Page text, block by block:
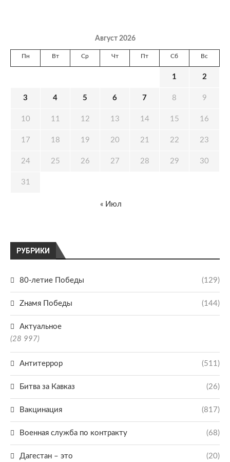
РУБРИКИ
80-летие Победы (129)
Zнамя Победы (144)
Актуальное
(28 997)
Антитеррор (511)
Битва за Кавказ (26)
Вакцинация (817)
Военная служба по контракту (68)
Дагестан – это (20)
Август 2026
Пн Вт Ср Чт Пт Сб Вс
1 2
3 4 5 6 7 8 9
10 11 12 13 14 15 16
17 18 19 20 21 22 23
24 25 26 27 28 29 30
31
« Июл